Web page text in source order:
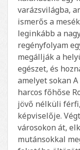
varázsvilágba,
ismerős a
leginkább a
regényfolyam
megállják a
egészet, és
amelyet sokan
harcos főhőse
jövő nélküli
képviselője.
városokon át,
mutánsokkal